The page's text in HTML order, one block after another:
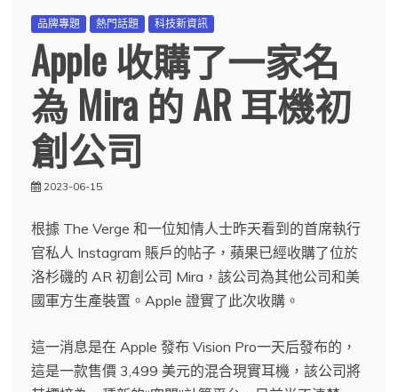
品牌專題 熱門話題 科技新資訊
Apple 收購了一家名
為 Mira 的 AR 耳機初
創公司
2023-06-15
根據 The Verge 和一位知情人士昨天看到的首席執行
官私人 Instagram 賬戶的帖子，蘋果已經收購了位於
洛杉磯的 AR 初創公司 Mira，該公司為其他公司和美
國軍方生產裝置。Apple 證實了此次收購。
這一消息是在 Apple 發布 Vision Pro一天后發布的，
這是一款售價 3,499 美元的混合現實耳機，該公司將